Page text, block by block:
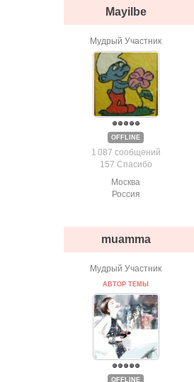
Mayilbe
Мудрый Участник
OFFLINE
1 087 сообщений
157 Спасибо
Москва
Россия
muamma
Мудрый Участник
АВТОР ТЕМЫ
OFFLINE